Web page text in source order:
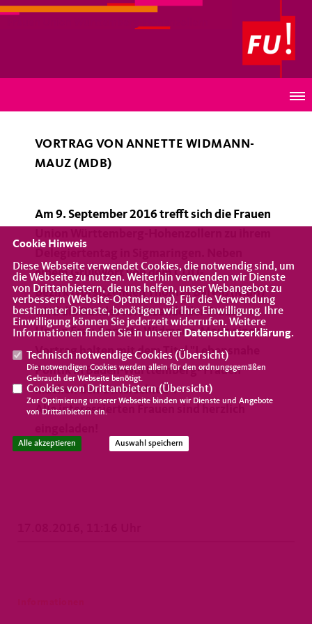
VORTRAG VON ANNETTE WIDMANN-
MAUZ (MDB)
Am 9. September 2016 trefft sich die Frauen
einem Grußwort von dem CDU-
Bezirksvorsitzenden Thomas Bareiß (MdB)
wird die Bundesvorsitzende der Frauen
Union Frau Annette Widmann-Mauz einen
Vortrag halten mit dem Titel "Lebensnahe
Politik in Baden-Württemberg- Frauen
machen den Unterschied".
Alle interessierten Frauen sind herzlich
Cookie Hinweis
Diese Webseite verwendet Cookies, die notwendig sind, um
die Webseite zu nutzen. Weiterhin verwenden wir Dienste
von Drittanbietern, die uns helfen, unser Webangebot zu
verbessern (Website-Optmierung). Für die Verwendung
bestimmter Dienste, benötigen wir Ihre Einwilligung. Ihre
Einwilligung können Sie jederzeit widerrufen. Weitere
Informationen finden Sie in unserer Datenschutzerklärung.
Technisch notwendige Cookies (Übersicht)
Die notwendigen Cookies werden allein für den ordnungsgemäßen
Gebrauch der Webseite benötigt.
Cookies von Drittanbietern (Übersicht)
Zur Optimierung unserer Webseite binden wir Dienste und Angebote
von Drittanbietern ein.
Alle akzeptieren Auswahl speichern